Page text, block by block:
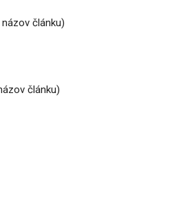
článku)
článku)